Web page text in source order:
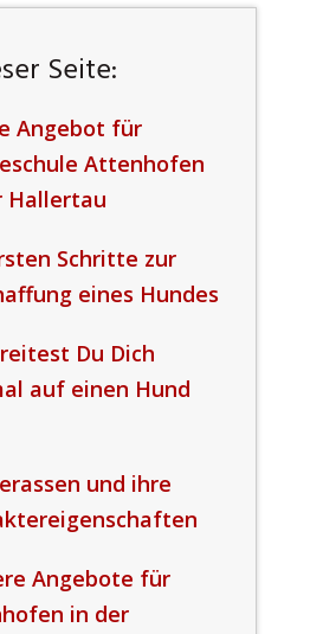
Seite:
Angebot für
Attenhofen
Hallertau
Schritte zur
eines Hundes
Du Dich
auf einen Hund
und ihre
Angebote für
in der